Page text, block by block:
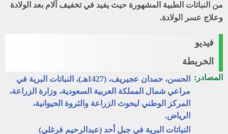
من النباتات الطبية المشهورة حيث يفيد في تخفيف آلام بعد الولادة
وعلاج عسر الولادة.
فيديو
الخريطة
المصادر:
الحسن، حمدان عجيريف، (1427هـ)، النباتات البرية في
مراعي شمال المملكة العربية السعودية، وزارة الزراعة،
المركز الوطني لبحوث الزراعة والثروة الحيوانية،
الرياض.
النباتات البرية في جبل أحد (عبدالرحيم فرغلي)